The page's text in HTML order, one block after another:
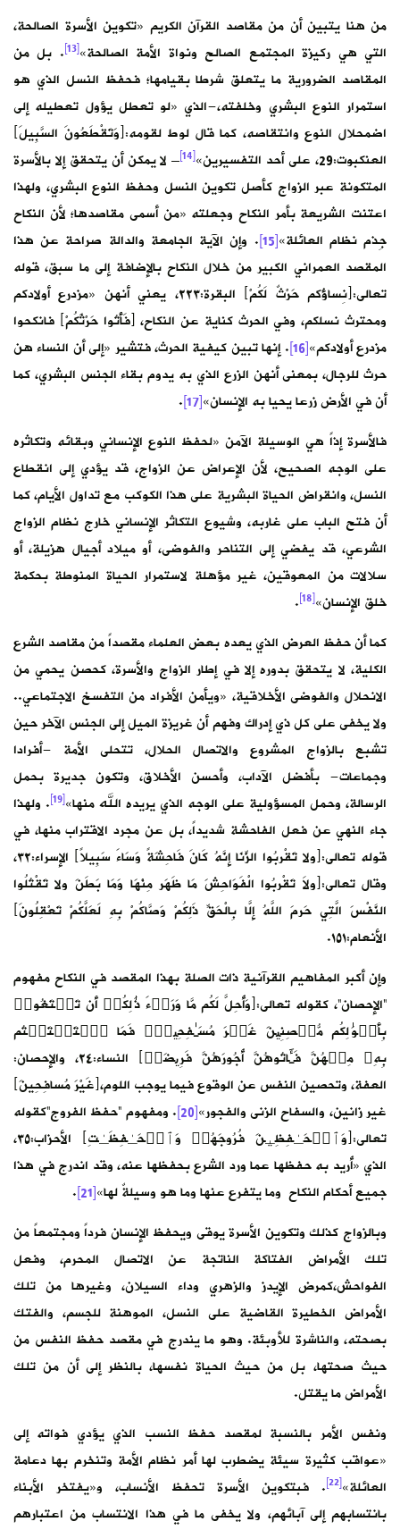
من هنا يتبين أن من مقاصد القرآن الكريم «تكوين الأسرة الصالحة،
التي هي ركيزة المجتمع الصالح ونواة الأمة الصالحة»[13]
. بل من
المقاصد الضرورية ما يتعلق شرطا بقيامها؛ فحفظ النسل الذي هو
استمرار النوع البشري وخلفته،-الذي «لو تعطل يؤول تعطيله إلى
اضمحلال النوع وانتقاصه، كما قال لوط لقومه:﴿وَتَقْطَعُونَ السَّبِيلَ﴾
العنكبوت:29، على أحد التفسيرين»
[14]
– لا يمكن أن يتحقق إلا بالأسرة
المتكونة عبر الزواج كأصل تكوين النسل وحفظ النوع البشري، ولهذا
اعتنت الشريعة بأمر النكاح وجعلته «من أسمى مقاصدها؛ لأن النكاح
جِذم نظام العائلة»[15]
. وإن الآية الجامعة والدالة صراحة عن هذا
المقصد العمراني الكبير من خلال النكاح بالإضافة إلى ما سبق، قوله
تعالى:﴿نِساؤُكم حَرْثٌ لَكُمْ﴾ البقرة:٢٢٣، يعني أنهن «مزدرع أولادكم
ومحترث نسلكم، وفي الحرث كناية عن النكاح، ﴿فَأْتُوا حَرْثَكُمْ﴾ فانكحوا
مزدرع أولادكم»[16]
. إنها تبين كيفية الحرث، فتشير «إلى أن النساء هن
حرث للرجال، بمعنى أنهن الزرع الذي به يدوم بقاء الجنس البشري، كما
أن في الأرض زرعا يحيا به الإنسان»[17]
.
فالأسرة إذاً هي الوسيلة الآمن «لحفظ النوع الإنساني وبقائه وتكاثره
على الوجه الصحيح، لأن الإعراض عن الزواج، قد يؤدي إلى انقطاع
النسل، وانقراض الحياة البشرية على هذا الكوكب مع تداول الأيام، كما
أن فتح الباب على غاربه، وشيوع التكاثر الإنساني خارج نظام الزواج
الشرعي، قد يفضي إلى التناحر والفوضى، أو ميلاد أجيال هزيلة، أو
سلالات من المعوقين، غير مؤهلة لاستمرار الحياة المنوطة بحكمة
خلق الإنسان»[18]
.
كما أن حفظ العرض الذي يعده بعض العلماء مقصداً من مقاصد الشرع
الكلية، لا يتحقق بدوره إلا في إطار الزواج والأسرة، كحصن يحمي من
الانحلال والفوضى الأخلاقية، «ويأمن الأفراد من التفسخ الاجتماعي..
ولا يخفى على كل ذي إدراك وفهم أن غريزة الميل إلى الجنس الآخر حين
تشبع بالزواج المشروع والاتصال الحلال، تتحلى الأمة -أفرادا
وجماعات- بأفضل الآداب، وأحسن الأخلاق، وتكون جديرة بحمل
الرسالة، وحمل المسؤولية على الوجه الذي يريده الله منها»[19]
. ولهذا
جاء النهي عن فعل الفاحشة شديداً، بل عن مجرد الاقتراب منها، في
قوله تعالى:﴿ولا تَقْربُوا الزِّنَا إِنَّهُ كَانَ فَاحِشَةً وَسَاءَ سَبِيلاً﴾ الإسراء:٣٢،
وقال تعالى:﴿ولاَ تَقْربُوا الْفَوَاحِشَ مَا ظَهَر مِنْهَا وَمَا بَطَنَ ولا تَقْتُلُوا
النَّفْسَ الَّتِي حَرمَ اللَّهُ إِلَّا بِالْحَقِّ ذَلِكُمْ وَصَّاكُمْ بِهِ لَعَلَّكُمْ تَعْقِلُونَ﴾
الأنعام:١٥١.
وإن أكبر المفاهيم القرآنية ذات الصلة بهذا المقصد في النكاح مفهوم
“الإحصان”، كقوله تعالى:﴿وَأُحِلَّ لَكُم مَّا وَرَاۤءَ ذَ ٰ⁠لِكُمۡ أَن تَبۡتَغُوا۟
بِأَمۡوَ ٰ⁠لِكُم مُّحۡصِنِینَ غَیۡرَ مُسَـٰفِحِینَۚ فَمَا ٱسۡتَمۡتَعۡتُم
بِهِۦ مِنۡهُنَّ فَـَٔاتُوهُنَّ أُجُورَهُنَّ فَرِیضَةࣰ﴾ النساء:٢٤، والإحصان:
العفة، وتحصين النفس عن الوقوع فيما يوجب اللوم،﴿غَيْرَ مُسافِحِينَ﴾
غير زانين، والسفاح الزنى والفجور»[20]
. ومفهوم “حفظ الفروج”كقوله
تعالى:﴿وَٱلۡحَـٰفِظِینَ فُرُوجَهُمۡ وَٱلۡحَـٰفِظَـٰتِ﴾ الأحزاب:٣٥،
الذي «أُريد به حفظها عما ورد الشرع بحفظها عنه، وقد اندرج في هذا
جميع أحكام النكاح وما يتفرع عنها وما هو وسيلةٌ لها»[21]
.
وبالزواج كذلك وتكوين الأسرة يوقى ويحفظ الإنسان فرداً ومجتمعاً من
تلك الأمراض الفتاكة الناتجة عن الاتصال المحرم، وفعل
الفواحش،كمرض الإيدز والزهري وداء السيلان، وغيرها من تلك
الأمراض الخطيرة القاضية على النسل، الموهنة للجسم، والفتك
بصحته، والناشرة للأوبئة. وهو ما يندرج في مقصد حفظ النفس من
حيث صحتها، بل من حيث الحياة نفسها، بالنظر إلى أن من تلك
الأمراض ما يقتل.
ونفس الأمر بالنسبة لمقصد حفظ النسب الذي يؤدي فواته إلى
«عواقب كثيرة سيئة يضطرب لها أمر نظام الأمة وتنخرم بها دعامة
العائلة»[22]
. فبتكوين الأسرة تحفظ الأنساب، و«يفتخر الأبناء
بانتسابهم إلى آبائهم، ولا يخفى ما في هذا الانتساب من اعتبارهم